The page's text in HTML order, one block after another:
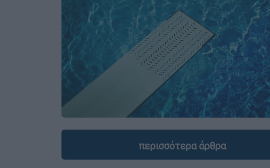
περισσότερα άρθρα